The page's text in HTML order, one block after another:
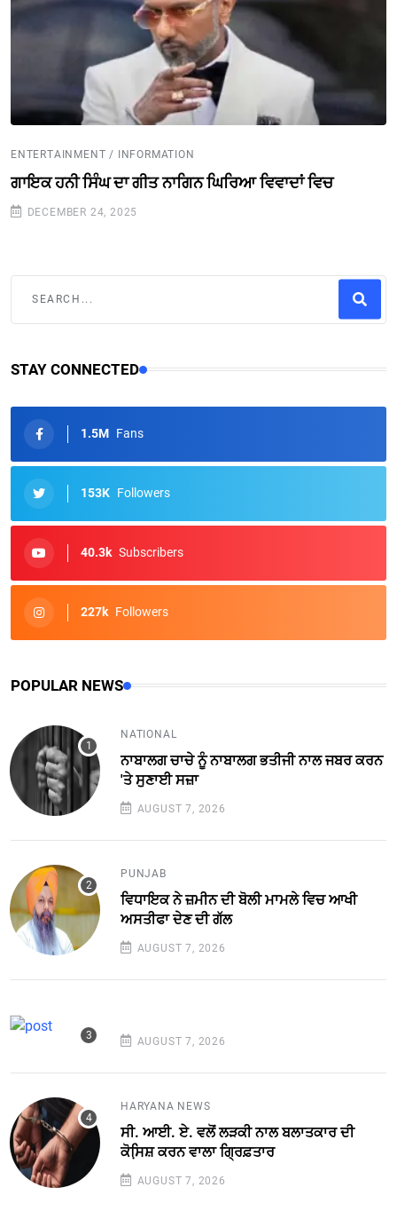
ENTERTAINMENT / INFORMATION
ਗਾਇਕ ਹਨੀ ਸਿੰਘ ਦਾ ਗੀਤ ਨਾਗਿਨ ਘਿਰਿਆ ਵਿਵਾਦਾਂ ਵਿਚ
DECEMBER 24, 2025
STAY CONNECTED
1.5M Fans
153K Followers
40.3k Subscribers
227k Followers
POPULAR NEWS
NATIONAL
ਨਾਬਾਲਗ ਚਾਚੇ ਨੂੰ ਨਾਬਾਲਗ ਭਤੀਜੀ ਨਾਲ ਜਬਰ ਕਰਨ
'ਤੇ ਸੁਣਾਈ ਸਜ਼ਾ
AUGUST 7, 2026
PUNJAB
ਵਿਧਾਇਕ ਨੇ ਜ਼ਮੀਨ ਦੀ ਬੋਲੀ ਮਾਮਲੇ ਵਿਚ ਆਖੀ
ਅਸਤੀਫਾ ਦੇਣ ਦੀ ਗੱਲ
AUGUST 7, 2026
AUGUST 7, 2026
HARYANA NEWS
ਸੀ. ਆਈ. ਏ. ਵਲੋਂ ਲੜਕੀ ਨਾਲ ਬਲਾਤਕਾਰ ਦੀ
ਕੋਸਿ਼ਸ਼ ਕਰਨ ਵਾਲਾ ਗ੍ਰਿਫ਼ਤਾਰ
AUGUST 7, 2026